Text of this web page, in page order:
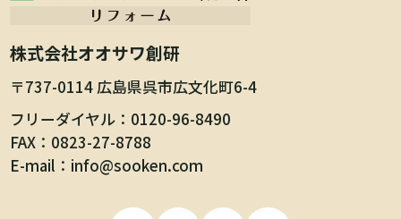
株式会社オオサワ創研
〒737-0114 広島県呉市広文化町6-4
フリーダイヤル
0120-96-8490
FAX
0823-27-8788
E-mail
info@sooken.com